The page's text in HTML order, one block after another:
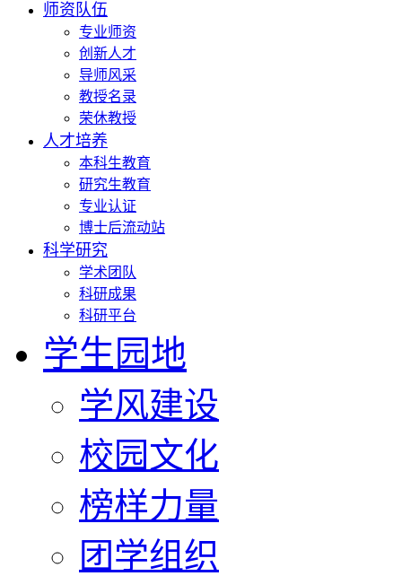
师资队伍
专业师资
创新人才
导师风采
教授名录
荣休教授
人才培养
本科生教育
研究生教育
专业认证
博士后流动站
科学研究
学术团队
科研成果
科研平台
学生园地
学风建设
校园文化
榜样力量
团学组织